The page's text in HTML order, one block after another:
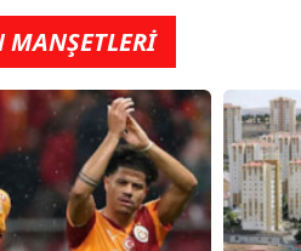
MANŞETLERİ